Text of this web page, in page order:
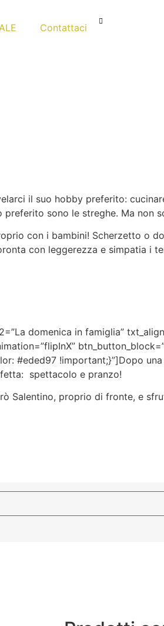
Contattaci
il suo hobby preferito:
sono le streghe. Ma non
con i bambini! Scherzetto o
con leggerezza e simpatia i
domenica in famiglia”
#eded97 !important;}”]Dopo
spettacolo e pranzo!
Salentino, proprio di fronte, e